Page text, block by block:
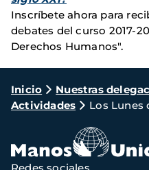
Inscríbete ahora para
debates del curso 2017-
Derechos Humanos".
Ruta
de
navegación
Inicio Nuestras
Actividades
Los Lunes